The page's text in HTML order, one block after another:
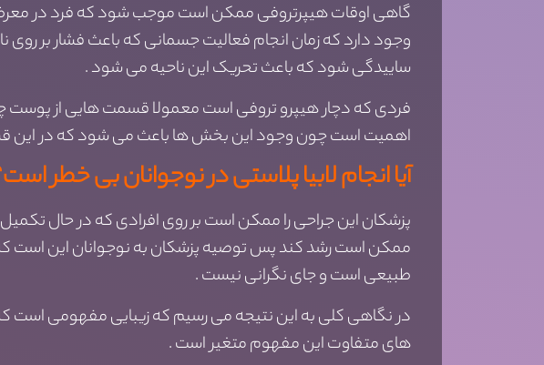
گاهی اوقات هیپرتروفی ممکن است موجب شود که فرد در معرض
وجود دارد که زمان انجام فعالیت جسمانی که باعث فشار بر
ساییدگی شود که باعث تحریک این ناحیه می شود .
فردی که دچار هیپرو تروفی است معمولا قسمت هایی از پوست
اهمیت است چون وجود این بخش ها باعث می شود که در این
آیا انجام لابیا پلاستی در نوجوانان بی خطر
پزشکان این جراحی را ممکن است بر روی افرادی که در حال
ممکن است رشد کند پس توصیه پزشکان به نوجوانان این است که تا
طبیعی است و جای نگرانی نیست .
در نگاهی کلی به این نتیجه می رسیم که زیبایی مفهومی است
های متفاوت این مفهوم متغیر است .